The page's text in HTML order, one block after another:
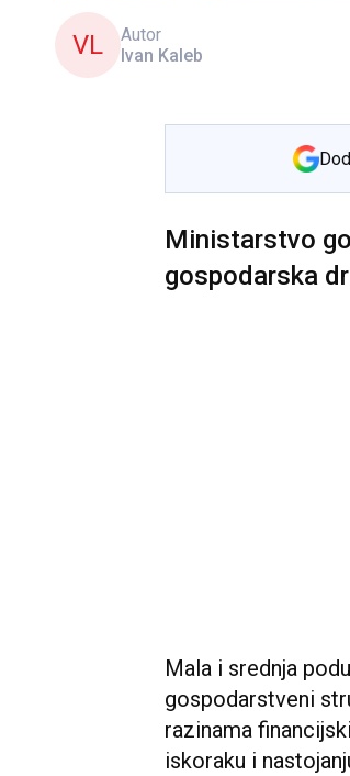
VL
Autor
Ivan Kaleb
Ministarstvo
gospodarska
Mala i srednja
gospodarstveni
razinama
iskoraku i